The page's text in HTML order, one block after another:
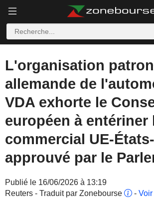
L'organisation
allemande de
VDA exhorte le
européen à entériner
commercial UE-
approuvé par le
Publié le 16/06/2026 à 13:19
Reuters - Traduit par Zonebourse
- Voir